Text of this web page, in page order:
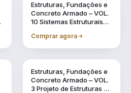
Estruturas, Fundações e
Concreto Armado – VOL.
10 Sistemas Estruturais
Comprar agora
Estruturas, Fundações e
Concreto Armado – VOL.
3 Projeto de Estruturas de